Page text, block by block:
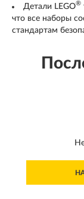
Детали LEGO®
что все наборы
стандартам